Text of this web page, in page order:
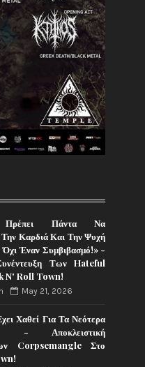
Πάντα Να
Την Καρδιά Και Την Ψυχή
Όχι Έναν Συμβιβασμό!» -
Των Hateful
N' Roll Town!
May 21, 2026
Χαθεί Για Τα Νεότερα
- Αποκλειστική
Corpsemangle Στο